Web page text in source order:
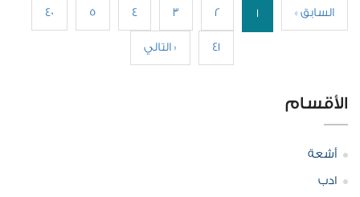
« السابق 1
2
3
4
5
40
41 التالي »
الأقسام
أشعة
ادب